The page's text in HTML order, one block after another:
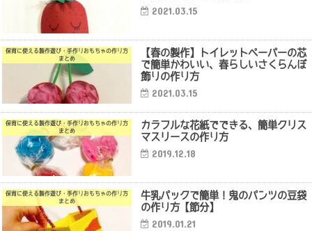
2021.03.15
保育に使える製作遊び・手作りおもちゃの作り方
まとめ
【春の製作】トイレットペーパーの芯
で簡単かわいい、春らしいさくらんぼ
飾りの作り方
2021.03.15
保育に使える製作遊び・手作りおもちゃの作り方
まとめ
カラフルな花紙でできる、簡単クリス
マスリースの作り方
2019.12.18
保育に使える製作遊び・手作りおもちゃの作り方
まとめ
牛乳パックで簡単！鬼のパンツの豆袋
の作り方【節分】
2019.01.21